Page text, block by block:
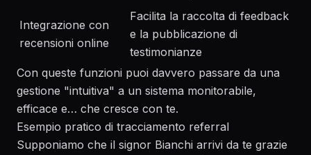
Integrazione con
recensioni online
Facilita la raccolta di feedback
e la pubblicazione di
testimonianze
Con queste funzioni puoi davvero passare da una
gestione "intuitiva" a un sistema monitorabile,
efficace e… che cresce con te.
Esempio pratico di tracciamento referral
Supponiamo che il signor Bianchi arrivi da te grazie